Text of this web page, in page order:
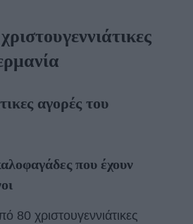
αγορές του
που έχουν
80 χριστουγεννιάτικες